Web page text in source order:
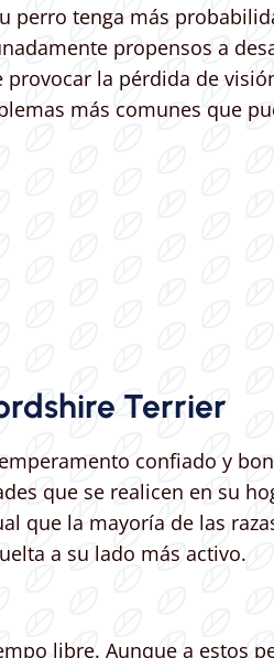
perro tenga más
propensos a
la pérdida de
más comunes que
Terrier
confiado y
que se realicen en su
que la mayoría de las
a su lado más activo.
libre. Aunque a estos